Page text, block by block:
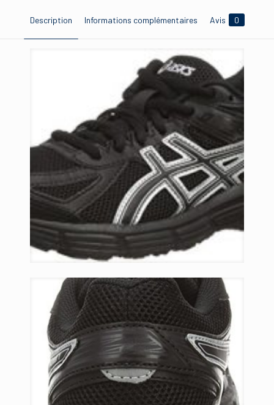
Description Informations complémentaires Avis 0